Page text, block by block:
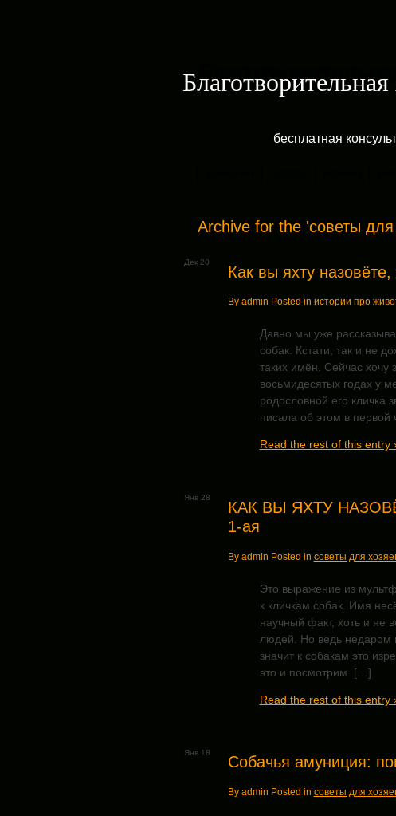
бесплатная
Archive for the 'советы
Дек 20
Как вы яхту
By admin Posted in истории про
Давно мы уже
собак. Кстати, так и не
таких имён. Сейчас хочу
восьмидесятых годах у
родословной его кличка
писала об этом в первой
Read the rest of this entry
Янв 28
КАК ВЫ ЯХТУ
1-ая
By admin Posted in советы для
Это выражение из
к кличкам собак. Имя
научный факт, хоть и
людей. Но ведь недаром
значит к собакам это
это и посмотрим. […]
Read the rest of this entry
Янв 18
Собачья амуниция:
By admin Posted in советы для